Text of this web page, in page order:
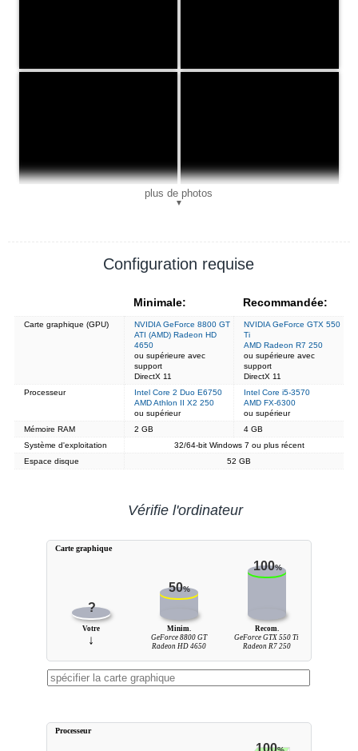
plus de photos
▼
Configuration requise
Minimale: Recommandée:
Carte graphique (GPU)
NVIDIA GeForce 8800 GT
ATI (AMD) Radeon HD
4650
ou supérieure avec
support
DirectX 11
NVIDIA GeForce GTX 550
Ti
AMD Radeon R7 250
ou supérieure avec
support
DirectX 11
Processeur
Intel Core 2 Duo E6750
AMD Athlon II X2 250
ou supérieur
Intel Core i5-3570
AMD FX-6300
ou supérieur
Mémoire RAM
2 GB
4 GB
Système d'exploitation
32/64-bit Windows 7 ou plus récent
Espace disque
52 GB
Vérifie l'ordinateur
?
50%
100%
Votre
↓
Minim.
GeForce 8800 GT
Radeon HD 4650
Recom.
GeForce GTX 550 Ti
Radeon R7 250
Carte graphique
100
Processeur